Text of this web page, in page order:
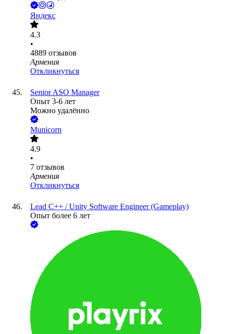
Яндекс
4.3
•
4889 отзывов
Армения
Откликнуться
Senior ASO Manager
Опыт 3-6 лет
Можно удалённо
Municorn
4.9
•
7 отзывов
Армения
Откликнуться
Lead C++ / Unity Software Engineer (Gameplay)
Опыт более 6 лет